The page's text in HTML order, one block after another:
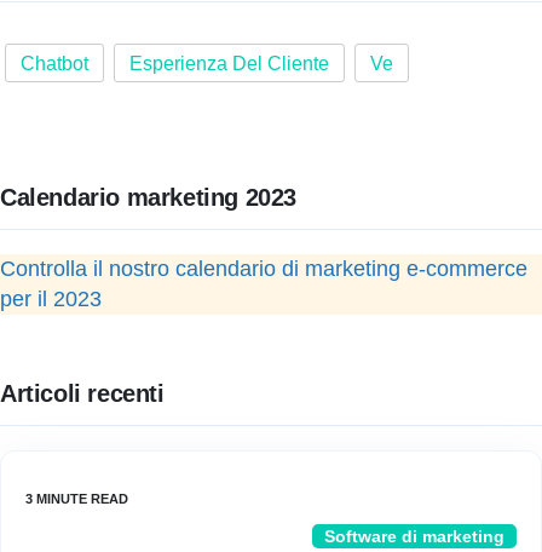
Chatbot Esperienza Del Cliente Ve
Calendario marketing 2023
Controlla il nostro calendario di marketing e-commerce
per il 2023
Articoli recenti
Software di marketing